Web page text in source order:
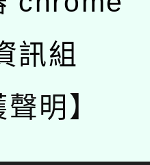
訊組
明】